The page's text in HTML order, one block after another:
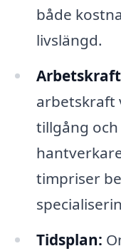
både
livslängd.
arbetskraft
tillgång
timpriser
Tidsplan: